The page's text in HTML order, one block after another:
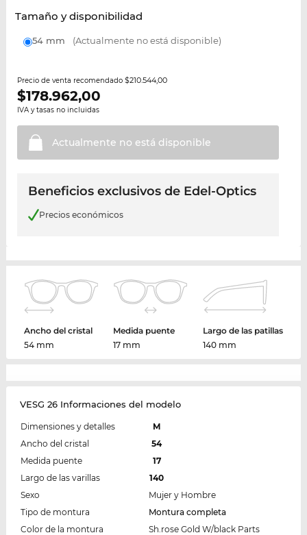
Tamaño y disponibilidad
54 mm (Actualmente no está disponible)
Precio de venta recomendado $210.544,00
$178.962,00
IVA y tasas no incluidas
Actualmente no está disponible
Beneficios exclusivos de Edel-Optics
Precios económicos
Ancho del cristal
54 mm
Medida puente
17 mm
Largo de las patillas
140 mm
VESG 26 Informaciones del modelo
Dimensiones y detalles
M
Ancho del cristal
54
Medida puente
17
Largo de las varillas
140
Sexo
Mujer y Hombre
Tipo de montura
Montura completa
Color de la montura
Sh.rose Gold W/black Parts